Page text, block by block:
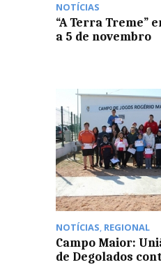
NOTÍCIAS
“A Terra Treme”
a 5 de novembro
NOTÍCIAS, REGIONAL
Campo Maior:
de Degolados